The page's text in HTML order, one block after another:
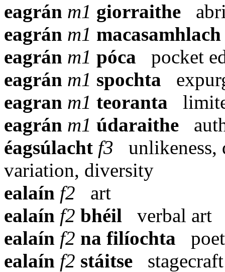
eagrán m1 giorraithe
eagrán m1 macasamhlach
eagrán m1 póca
pocket
eagrán m1 spochta
eagran m1 teoranta
eagrán m1 údaraithe
éagsúlacht f3
variation, diversity
ealaín f2
art
ealaín f2 bhéil
verbal art
ealaín f2 na filíochta
ealaín f2 stáitse
stagecraft